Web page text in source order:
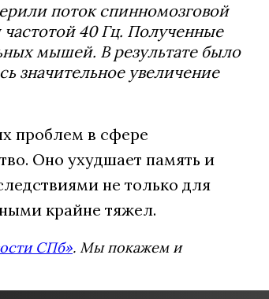
поток спинномозговой
40 Гц. Полученные
мышей. В результате было
значительное увеличение
проблем в сфере
Оно ухудшает память и
не только для
крайне тяжел.
СПб». Мы покажем и